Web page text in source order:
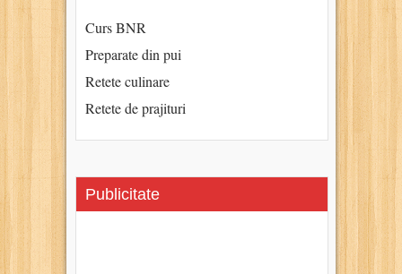
Curs BNR
Preparate din pui
Retete culinare
Retete de prajituri
Publicitate